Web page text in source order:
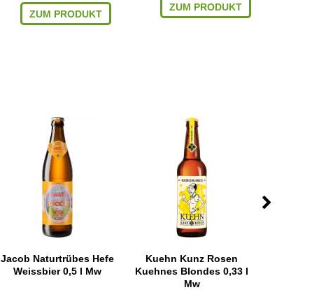
ZUM PRODUKT
ZUM PRODUKT
Jacob Naturtrübes Hefe
Weissbier 0,5 l Mw
Kuehn Kunz Rosen
Kuehnes Blondes 0,33 l
Mw